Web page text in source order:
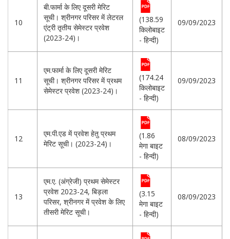
10
बी.फार्मा के लिए दूसरी मेरिट
सूची। श्रीनगर परिसर में लेटरल
एंट्री तृतीय सेमेस्टर प्रवेश
(2023-24)।
(138.59
किलोबाइट
- हिन्दी)
09/09/2023
11
एम.फार्मा के लिए दूसरी मेरिट
सूची। श्रीनगर परिसर में प्रथम
सेमेस्टर प्रवेश (2023-24)।
(174.24
किलोबाइट
- हिन्दी)
09/09/2023
12
एम.पी.एड में प्रवेश हेतु प्रथम
मेरिट सूची। (2023-24)।
(1.86
मेगा बाइट
- हिन्दी)
08/09/2023
13
एम.ए. (अंग्रेजी) प्रथम सेमेस्टर
प्रवेश 2023-24, बिड़ला
परिसर, श्रीनगर में प्रवेश के लिए
तीसरी मेरिट सूची।
(3.15
मेगा बाइट
- हिन्दी)
08/09/2023